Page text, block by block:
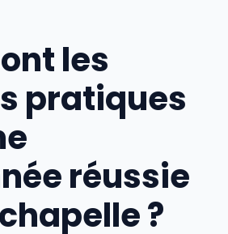
les
pratiques
réussie
?